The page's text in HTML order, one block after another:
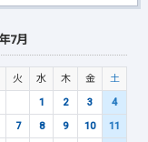
7月
火 水 木 金
土
1
2 3
4
7 8 9 10
11